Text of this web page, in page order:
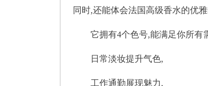
同时,还能体会法国高级香水的优雅
它拥有4个色号,能满足你所有需
日常淡妆提升气色,
工作通勤展现魅力,